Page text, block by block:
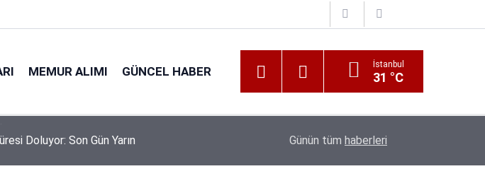
MEMUR ALIMI GÜNCEL HABER İstanbul
31 °C
Doluyor: Son Gün Yarın Kıyı Emniyeti Genel Müdürlüğü 26 İşçi Alımı
Günün tüm haberleri